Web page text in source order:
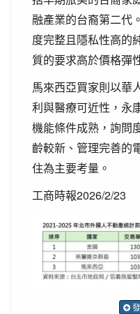
融產業的台裔第二代
度完整且隱私性高的
質的要求高於價格彈
馬來西亞買家則以華
利與醫療可近性，永
機能條件成熟，詢問
齡較新、管理完善的
住為主要考量。
工商時報2026/2/23